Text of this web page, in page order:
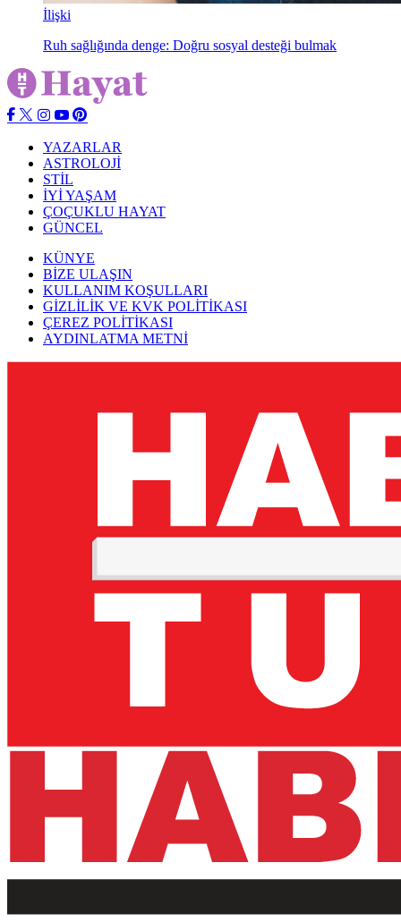
İlişki
Ruh sağlığında denge: Doğru sosyal desteği bulmak
YAZARLAR
ASTROLOJİ
STİL
İYİ YAŞAM
ÇOÇUKLU HAYAT
GÜNCEL
KÜNYE
BİZE ULAŞIN
KULLANIM KOŞULLARI
GİZLİLİK VE KVK POLİTİKASI
ÇEREZ POLİTİKASI
AYDINLATMA METNİ